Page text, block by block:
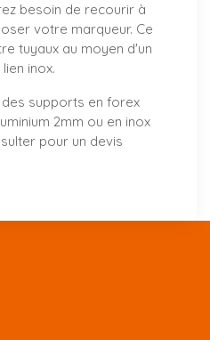
besoin de recourir à
votre marqueur. Ce
tuyaux au moyen d'un
inox.
des supports en forex
2mm ou en inox
pour un devis